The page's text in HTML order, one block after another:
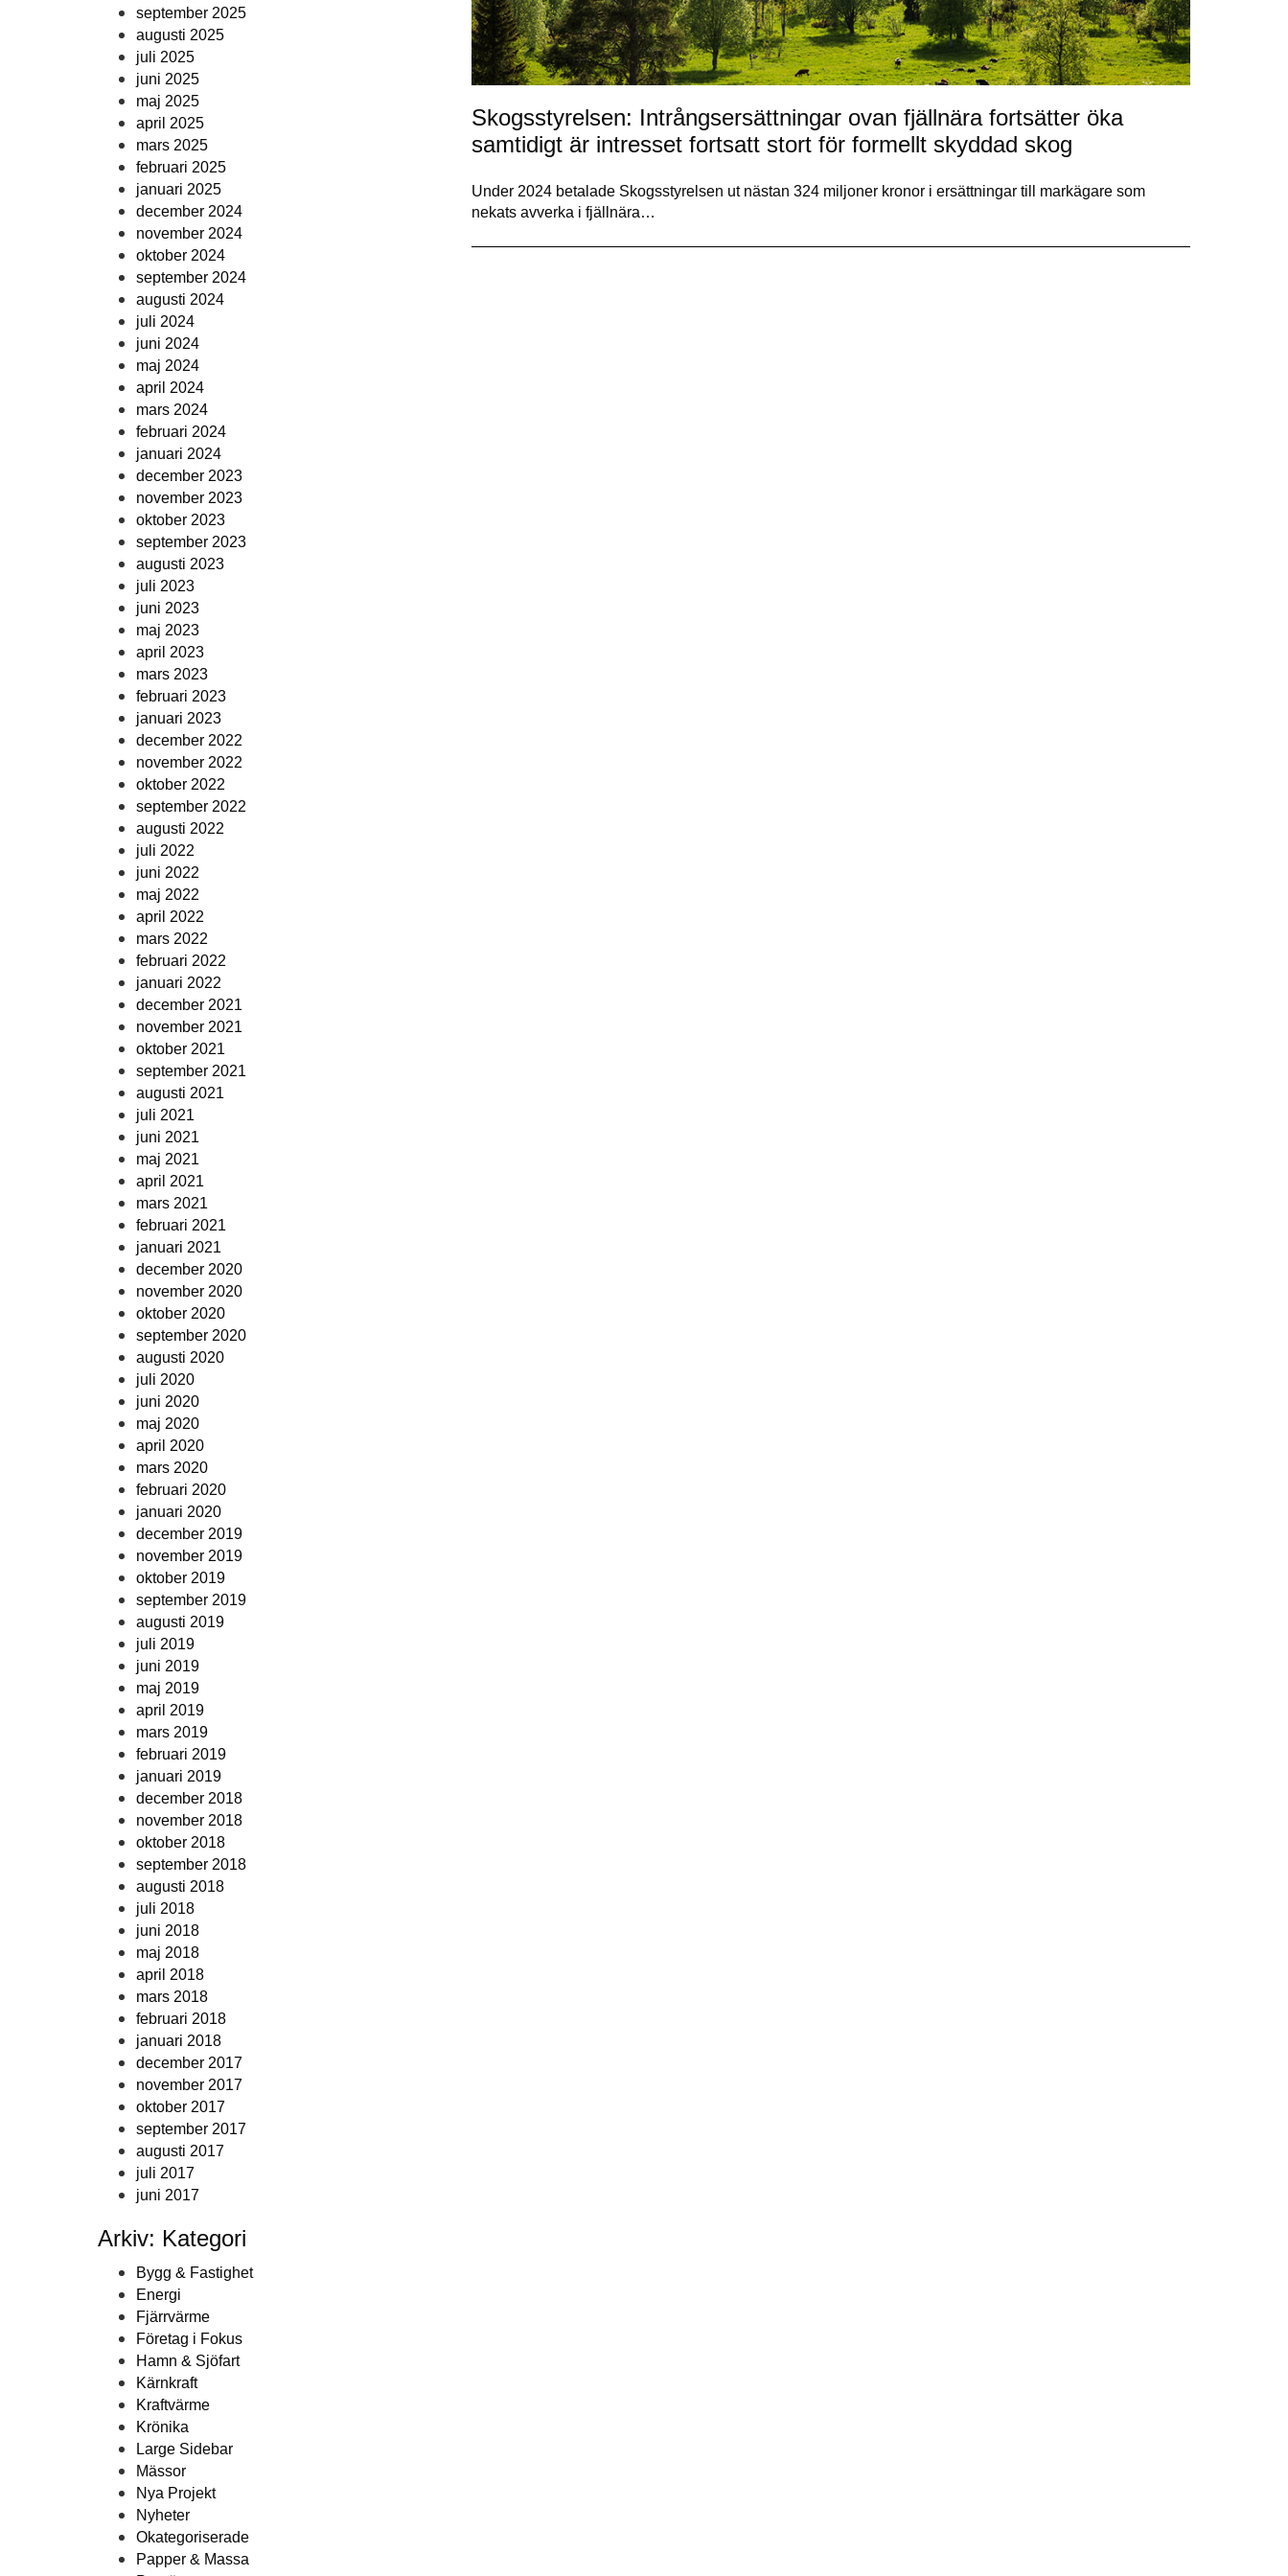
september 2025
augusti 2025
juli 2025
juni 2025
maj 2025
april 2025
mars 2025
februari 2025
januari 2025
december 2024
november 2024
oktober 2024
september 2024
augusti 2024
juli 2024
juni 2024
maj 2024
april 2024
mars 2024
februari 2024
januari 2024
december 2023
november 2023
oktober 2023
september 2023
augusti 2023
juli 2023
juni 2023
maj 2023
april 2023
mars 2023
februari 2023
januari 2023
december 2022
november 2022
oktober 2022
september 2022
augusti 2022
juli 2022
juni 2022
maj 2022
april 2022
mars 2022
februari 2022
januari 2022
december 2021
november 2021
oktober 2021
september 2021
augusti 2021
juli 2021
juni 2021
maj 2021
april 2021
mars 2021
februari 2021
januari 2021
december 2020
november 2020
oktober 2020
september 2020
augusti 2020
juli 2020
juni 2020
maj 2020
april 2020
mars 2020
februari 2020
januari 2020
december 2019
november 2019
oktober 2019
september 2019
augusti 2019
juli 2019
juni 2019
maj 2019
april 2019
mars 2019
februari 2019
januari 2019
december 2018
november 2018
oktober 2018
september 2018
augusti 2018
juli 2018
juni 2018
maj 2018
april 2018
mars 2018
februari 2018
januari 2018
december 2017
november 2017
oktober 2017
september 2017
augusti 2017
juli 2017
juni 2017
Arkiv: Kategori
Bygg & Fastighet
Energi
Fjärrvärme
Företag i Fokus
Hamn & Sjöfart
Kärnkraft
Kraftvärme
Krönika
Large Sidebar
Mässor
Nya Projekt
Nyheter
Okategoriserade
Papper & Massa
Skogsstyrelsen: Intrångsersättningar ovan fjällnära fortsätter öka
samtidigt är intresset fortsatt stort för formellt skyddad skog
Under 2024 betalade Skogsstyrelsen ut nästan 324 miljoner kronor i ersättningar till markägare som
nekats avverka i fjällnära…